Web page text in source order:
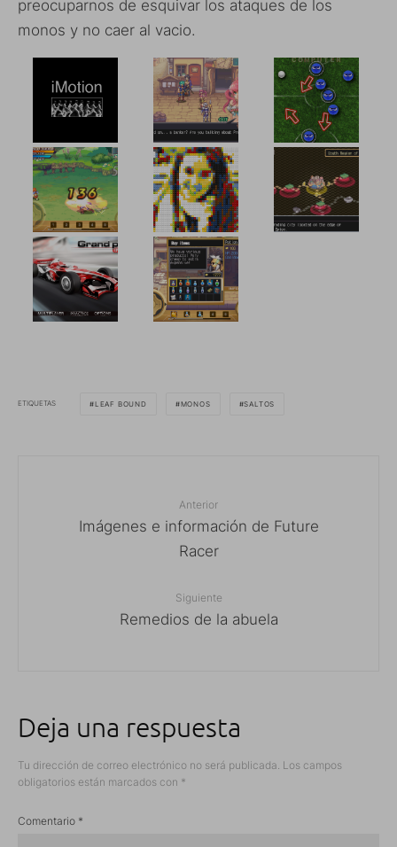
preocuparnos de esquivar los ataques de los
monos y no caer al vacio.
ETIQUETAS LEAF BOUND MONOS SALTOS
Anterior
Imágenes e información de Future
Racer
Siguiente
Remedios de la abuela
Deja una respuesta
Tu dirección de correo electrónico no será publicada. Los campos
obligatorios están marcados con *
Comentario *